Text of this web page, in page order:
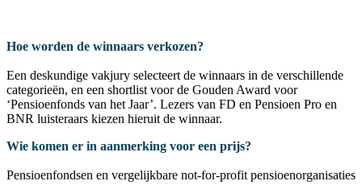
Hoe worden de winnaars verkozen?
Een deskundige vakjury selecteert de winnaars in de verschillende
categorieën, en een shortlist voor de Gouden Award voor
‘Pensioenfonds van het Jaar’. Lezers van FD en Pensioen Pro en
BNR luisteraars kiezen hieruit de winnaar.
Wie komen er in aanmerking voor een prijs?
Pensioenfondsen en vergelijkbare not-for-profit pensioenorganisaties